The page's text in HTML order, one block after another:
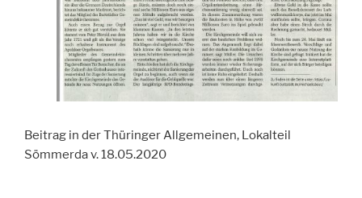
Beitrag in der Thüringer Allgemeinen, Lokalteil
Sömmerda v. 18.05.2020